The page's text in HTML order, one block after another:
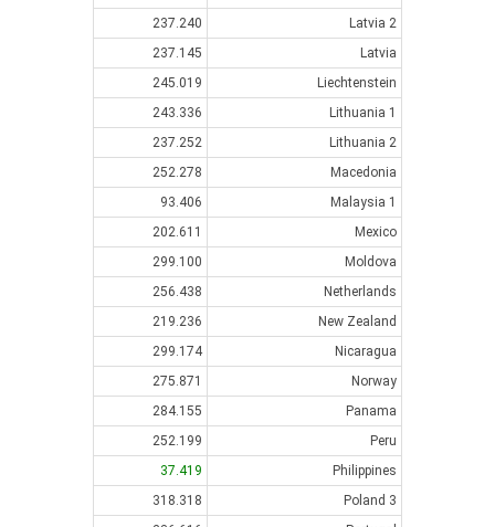
Latvia 2
237.240
Latvia
237.145
Liechtenstein
245.019
Lithuania 1
243.336
Lithuania 2
237.252
Macedonia
252.278
Malaysia 1
93.406
Mexico
202.611
Moldova
299.100
Netherlands
256.438
New Zealand
219.236
Nicaragua
299.174
Norway
275.871
Panama
284.155
Peru
252.199
Philippines
37.419
Poland 3
318.318